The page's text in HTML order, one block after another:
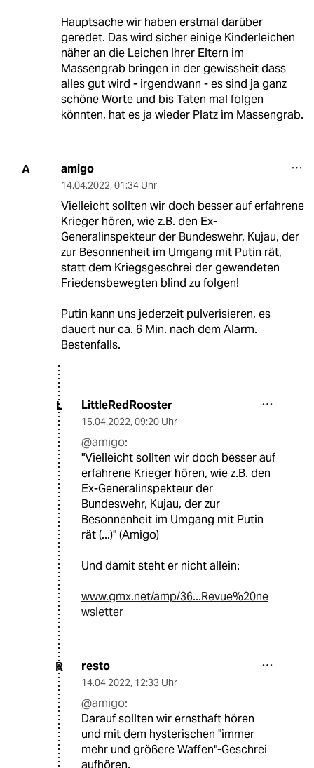
Hauptsache wir haben erstmal darüber
geredet. Das wird sicher einige Kinderleichen
näher an die Leichen Ihrer Eltern im
Massengrab bringen in der gewissheit dass
alles gut wird - irgendwann - es sind ja ganz
schöne Worte und bis Taten mal folgen
könnten, hat es ja wieder Platz im Massengrab.
A amigo
14.04.2022, 01:34 Uhr
Vielleicht sollten wir doch besser auf erfahrene
Krieger hören, wie z.B. den Ex-
Generalinspekteur der Bundeswehr, Kujau, der
zur Besonnenheit im Umgang mit Putin rät,
statt dem Kriegsgeschrei der gewendeten
Friedensbewegten blind zu folgen!
Putin kann uns jederzeit pulverisieren, es
dauert nur ca. 6 Min. nach dem Alarm.
Bestenfalls.
L LittleRedRooster
15.04.2022, 09:20 Uhr
@amigo:
"Vielleicht sollten wir doch besser auf
erfahrene Krieger hören, wie z.B. den
Ex-Generalinspekteur der
Bundeswehr, Kujau, der zur
Besonnenheit im Umgang mit Putin
rät (...)" (Amigo)
Und damit steht er nicht allein:
www.gmx.net/amp/36...Revue%20ne
wsletter
R resto
14.04.2022, 12:33 Uhr
@amigo:
Darauf sollten wir ernsthaft hören
und mit dem hysterischen "immer
mehr und größere Waffen"-Geschrei